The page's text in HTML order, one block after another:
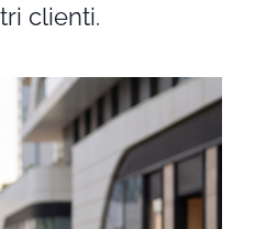
clienti.